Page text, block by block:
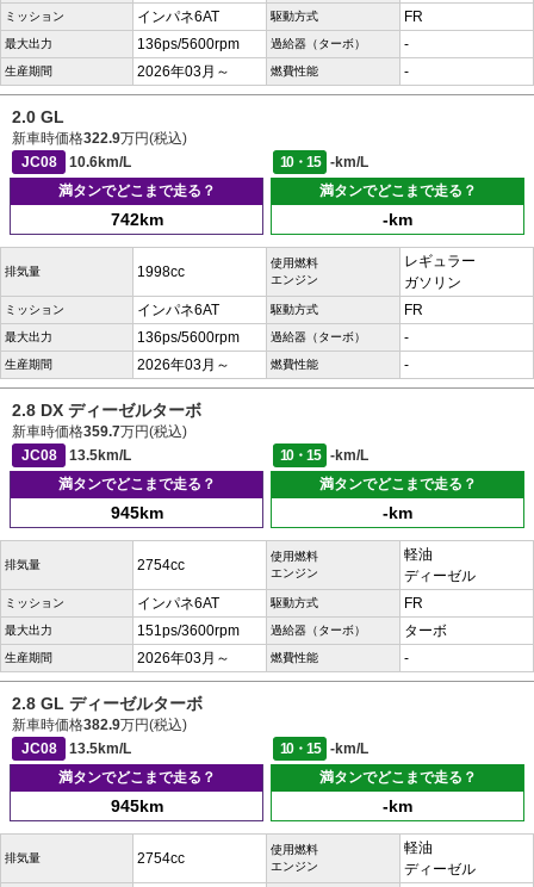
ミッション インパネ6AT 駆動方式 FR
最大出力 136ps/5600rpm 過給器（ターボ） -
生産期間 2026年03月～ 燃費性能 -
2.0 GL
新車時価格322.9万円(税込)
JC08
10.6km/L 10・15
-km/L
満タンでどこまで走る？
742km
満タンでどこまで走る？
-km
排気量 1998cc
使用燃料
エンジン
レギュラー
ガソリン
ミッション インパネ6AT 駆動方式 FR
最大出力 136ps/5600rpm 過給器（ターボ） -
生産期間 2026年03月～ 燃費性能 -
2.8 DX ディーゼルターボ
新車時価格359.7万円(税込)
JC08
13.5km/L 10・15
-km/L
満タンでどこまで走る？
945km
満タンでどこまで走る？
-km
排気量 2754cc
使用燃料
エンジン
軽油
ディーゼル
ミッション インパネ6AT 駆動方式 FR
最大出力 151ps/3600rpm 過給器（ターボ） ターボ
生産期間 2026年03月～ 燃費性能 -
2.8 GL ディーゼルターボ
新車時価格382.9万円(税込)
JC08
13.5km/L 10・15
-km/L
満タンでどこまで走る？
945km
満タンでどこまで走る？
-km
排気量 2754cc
使用燃料
エンジン
軽油
ディーゼル